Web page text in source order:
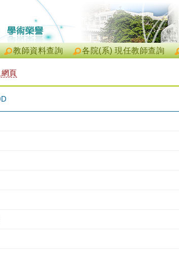
各院(系) 現任教師查詢
教師資料查詢
頁